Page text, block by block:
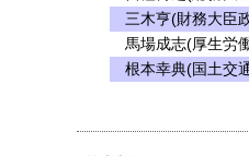
三木亨(財務大臣
馬場成志(厚生労
根本幸典(国土交